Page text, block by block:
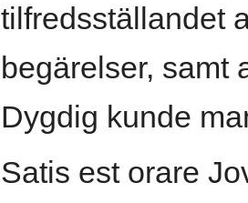
tilfredsställandet
begärelser, samt
Dygdig kunde
Satis est orare